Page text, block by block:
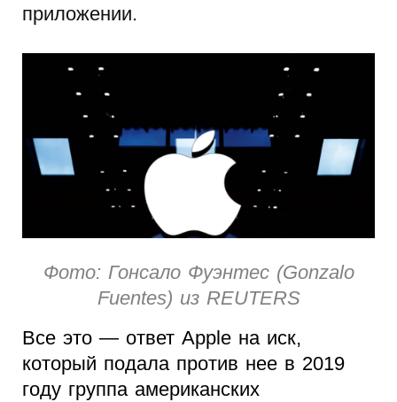
приложении.
Фото: Гонсало Фуэнтес (Gonzalo
Fuentes) из REUTERS
Все это — ответ Apple на иск,
который подала против нее в 2019
году группа американских